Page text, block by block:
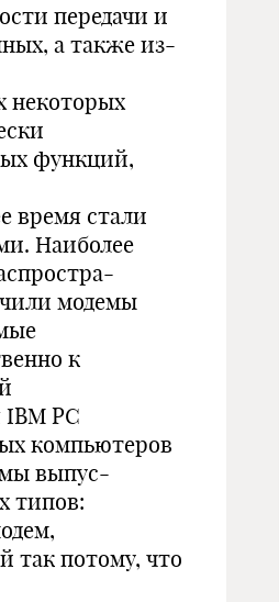
передачи и
а также из-
некоторых
функций,
время стали
Hаиболее
модемы
к
PC
компьютеров
выпус-
типов:
так потому, что